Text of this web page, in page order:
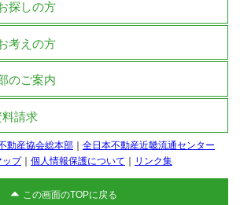
探しの方
考えの方
のご案内
請求
動産協会総本部
全日本不動産近畿流通センター
ップ
個人情報保護について リンク集
この画面のTOPに戻る